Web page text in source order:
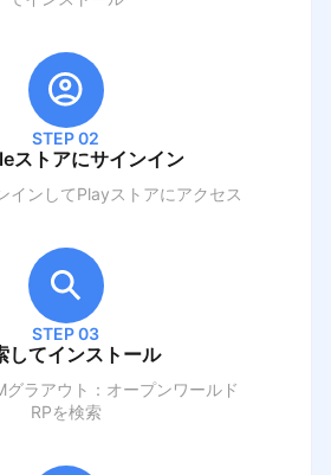
STEP 02
ストアにサインイン
インしてPlayストアにアクセス
STEP 03
してインストール
グラアウト：オープンワールド
RPを検索